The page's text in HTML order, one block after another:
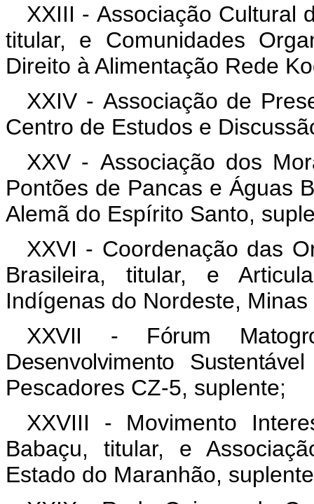
XXIII - Associação Cultural
titular, e Comunidades
Direito à Alimentação Rede
XXIV - Associação de
Centro de Estudos e
XXV - Associação dos
Pontões de Pancas e Águas
Alemã do Espírito Santo,
XXVI - Coordenação das
Brasileira, titular, e
Indígenas do Nordeste,
XXVII - Fórum
Desenvolvimento
Pescadores CZ-5, suplente;
XXVIII - Movimento
Babaçu, titular, e
Estado do Maranhão,